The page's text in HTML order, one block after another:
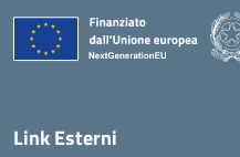
Link Esterni